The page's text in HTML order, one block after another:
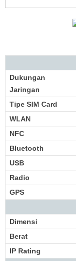
Dukungan
Jaringan
Tipe SIM Card
WLAN
NFC
Bluetooth
USB
Radio
GPS
Dimensi
Berat
IP Rating